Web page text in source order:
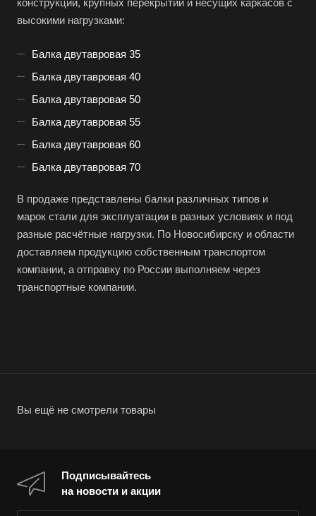
конструкций, крупных перекрытий и несущих каркасов с
высокими нагрузками:
Балка двутавровая 35
Балка двутавровая 40
Балка двутавровая 50
Балка двутавровая 55
Балка двутавровая 60
Балка двутавровая 70
В продаже представлены балки различных типов и
марок стали для эксплуатации в разных условиях и под
разные расчётные нагрузки. По Новосибирску и области
доставляем продукцию собственным транспортом
компании, а отправку по России выполняем через
транспортные компании.
Вы ещё не смотрели товары
Подписывайтесь
на новости и акции